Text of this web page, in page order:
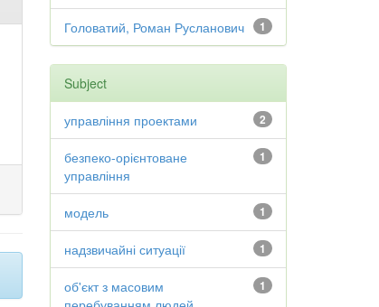
1
Головатий, Роман Русланович
Subject
2
управління проектами
1
безпеко-орієнтоване
управління
1
модель
1
надзвичайні ситуації
1
об'єкт з масовим